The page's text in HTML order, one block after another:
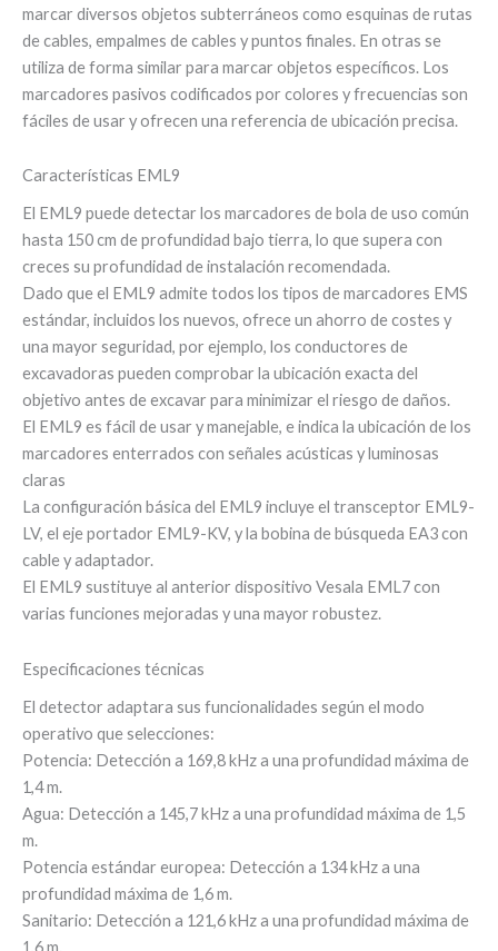
marcar diversos objetos subterráneos como esquinas de rutas
de cables, empalmes de cables y puntos finales. En otras se
utiliza de forma similar para marcar objetos específicos. Los
marcadores pasivos codificados por colores y frecuencias son
fáciles de usar y ofrecen una referencia de ubicación precisa.
Características EML9
El EML9 puede detectar los marcadores de bola de uso común
hasta 150 cm de profundidad bajo tierra, lo que supera con
creces su profundidad de instalación recomendada.
Dado que el EML9 admite todos los tipos de marcadores EMS
estándar, incluidos los nuevos, ofrece un ahorro de costes y
una mayor seguridad, por ejemplo, los conductores de
excavadoras pueden comprobar la ubicación exacta del
objetivo antes de excavar para minimizar el riesgo de daños.
El EML9 es fácil de usar y manejable, e indica la ubicación de los
marcadores enterrados con señales acústicas y luminosas
claras
La configuración básica del EML9 incluye el transceptor EML9-
LV, el eje portador EML9-KV, y la bobina de búsqueda EA3 con
cable y adaptador.
El EML9 sustituye al anterior dispositivo Vesala EML7 con
varias funciones mejoradas y una mayor robustez.
Especificaciones técnicas
El detector adaptara sus funcionalidades según el modo
operativo que selecciones:
Potencia: Detección a 169,8 kHz a una profundidad máxima de
1,4 m.
Agua: Detección a 145,7 kHz a una profundidad máxima de 1,5
m.
Potencia estándar europea: Detección a 134 kHz a una
profundidad máxima de 1,6 m.
Sanitario: Detección a 121,6 kHz a una profundidad máxima de
1,6 m.